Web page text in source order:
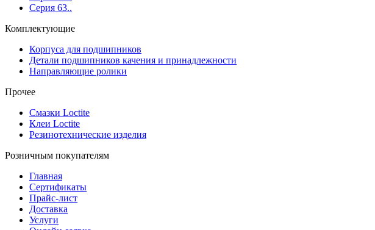
Серия 63..
Комплектующие
Корпуса для подшипников
Детали подшипников качения и принадлежности
Направляющие ролики
Прочее
Смазки Loctite
Клеи Loctite
Резинотехнические изделия
Розничным покупателям
Главная
Сертификаты
Прайс-лист
Доставка
Услуги